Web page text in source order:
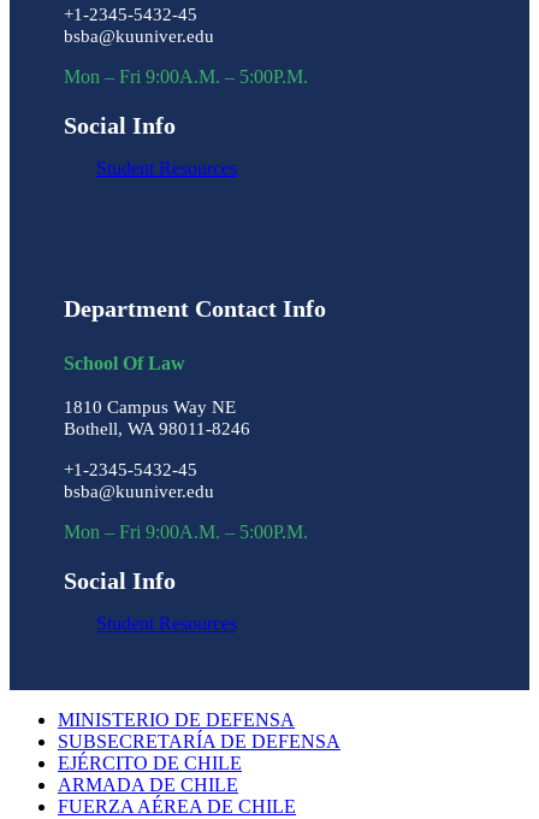
+1-2345-5432-45
bsba@kuuniver.edu
Mon – Fri 9:00A.M. – 5:00P.M.
Social Info
Student Resources
Department Contact Info
School Of Law
1810 Campus Way NE
Bothell, WA 98011-8246
+1-2345-5432-45
bsba@kuuniver.edu
Mon – Fri 9:00A.M. – 5:00P.M.
Social Info
Student Resources
MINISTERIO DE DEFENSA
SUBSECRETARÍA DE DEFENSA
EJÉRCITO DE CHILE
ARMADA DE CHILE
FUERZA AÉREA DE CHILE